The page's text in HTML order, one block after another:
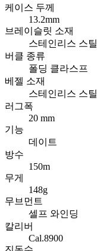
케이스 두께
13.2mm
브레이슬릿 소재
스테인리스 스틸
버클 종류
폴딩 클라스프
베젤 소재
스테인리스 스틸
러그폭
20 mm
기능
데이트
방수
150m
무게
148g
무브먼트
셀프 와인딩
칼리버
Cal.8900